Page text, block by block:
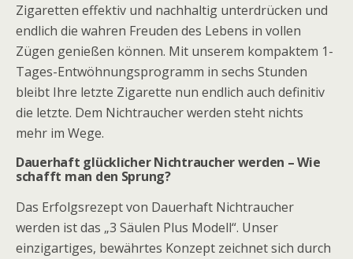
Zigaretten effektiv und nachhaltig unterdrücken und
endlich die wahren Freuden des Lebens in vollen
Zügen genießen können. Mit unserem kompaktem 1-
Tages-Entwöhnungsprogramm in sechs Stunden
bleibt Ihre letzte Zigarette nun endlich auch definitiv
die letzte. Dem Nichtraucher werden steht nichts
mehr im Wege.
Dauerhaft glücklicher Nichtraucher werden – Wie
schafft man den Sprung?
Das Erfolgsrezept von Dauerhaft Nichtraucher
werden ist das „3 Säulen Plus Modell“. Unser
einzigartiges, bewährtes Konzept zeichnet sich durch